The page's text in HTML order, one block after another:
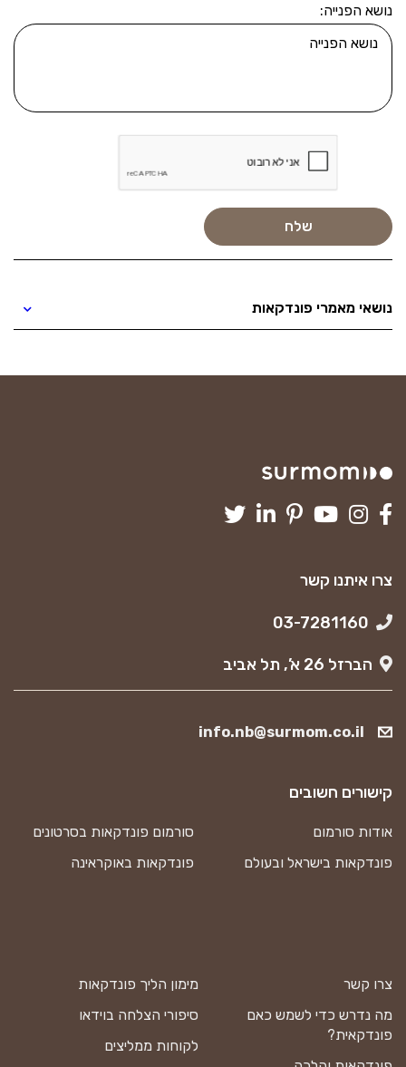
נושא הפנייה:
נושאי מאמרי פונדקאות
צרו איתנו קשר
הברזל 26 א’, תל אביב
info.nb@surmom.co.il
צרו קשר
מה נדרש כדי לשמש כאם
פונדקאית?
מימון הליך פונדקאות
סיפורי הצלחה בוידאו
לקוחות ממליצים
קישורים חשובים
אודות סורמום
סורמום פונדקאות בסרטונים
פונדקאות בישראל ובעולם
פונדקאות באוקראינה